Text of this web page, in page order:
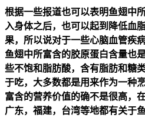
根据一些报道也可以表明鱼翅中
入身体之后，也可以起到降低血
果，所以说对于一些心脑血管疾
鱼翅中所富含的胶原蛋白含量也
些不饱和脂肪酸，含有脂肪和糖
于吃，大多数都是用来作为一种
富含的营养价值的确不是很高，
广东，福建，台湾等地都有关于